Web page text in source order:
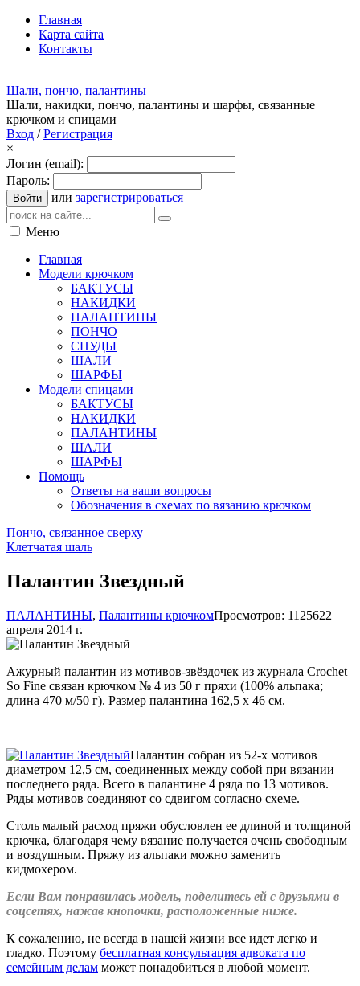
Главная
Карта сайта
Контакты
Шали, пончо, палантины
Шали, накидки, пончо, палантины и шарфы, связанные
крючком и спицами
Вход /Регистрация
×
Логин (email):
Пароль:
Войти или зарегистрироваться
Меню
Главная
Модели крючком
БАКТУСЫ
НАКИДКИ
ПАЛАНТИНЫ
ПОНЧО
СНУДЫ
ШАЛИ
ШАРФЫ
Модели спицами
БАКТУСЫ
НАКИДКИ
ПАЛАНТИНЫ
ШАЛИ
ШАРФЫ
Помощь
Ответы на ваши вопросы
Обозначения в схемах по вязанию крючком
Пончо, связанное сверху
Клетчатая шаль
Палантин Звездный
ПАЛАНТИНЫ, Палантины крючкомПросмотров: 1125622
апреля 2014 г.
Ажурный палантин из мотивов-звёздочек из журнала Crochet
So Fine связан крючком № 4 из 50 г пряхи (100% альпака;
длина 470 м/50 г). Размер палантина 162,5 х 46 см.
Палантин собран из 52-х мотивов
диаметром 12,5 см, соединенных между собой при вязании
последнего ряда. Всего в палантине 4 ряда по 13 мотивов.
Ряды мотивов соединяют со сдвигом согласно схеме.
Столь малый расход пряжи обусловлен ее длиной и толщиной
крючка, благодаря чему вязание получается очень свободным
и воздушным. Пряжу из альпаки можно заменить
кидмохером.
Если Вам понравилась модель, поделитесь ей с друзьями в
соцсетях, нажав кнопочки, расположенные ниже.
К сожалению, не всегда в нашей жизни все идет легко и
гладко. Поэтому бесплатная консультация адвоката по
семейным делам может понадобиться в любой момент.